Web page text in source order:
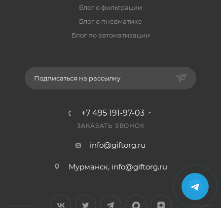
Блог о фильтрации
Блог о пневматике
Блог по автоматизации
Подписаться на рассылку
+7 495 191-97-03
ЗАКАЗАТЬ ЗВОНОК
info@giftorg.ru
Мурманск, info@giftorg.ru